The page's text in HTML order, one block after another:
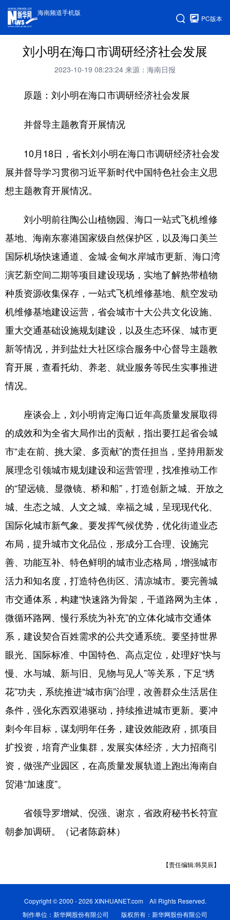
海南频道手机版
PC版本
刘小明在海口市调研经济社会发展
2023-10-19 08:23:24 来源：海南日报
原题：刘小明在海口市调研经济社会发展
并督导主题教育开展情况
10月18日，省长刘小明在海口市调研经济社会发
展并督导学习贯彻习近平新时代中国特色社会主义思
想主题教育开展情况。
刘小明前往陶公山植物园、海口一站式飞机维修
基地、海南东寨港国家级自然保护区，以及海口美兰
国际机场快速通道、金城·金甸水岸城市更新、海口湾
演艺新空间二期等项目建设现场，实地了解热带植物
种质资源收集保存，一站式飞机维修基地、航空发动
机维修基地建设运营，省会城市十大公共文化设施、
重大交通基础设施规划建设，以及生态环保、城市更
新等情况，并到盐灶大社区综合服务中心督导主题教
育开展，查看托幼、养老、就业服务等民生实事推进
情况。
座谈会上，刘小明肯定海口近年高质量发展取得
的成效和为全省大局作出的贡献，指出要扛起省会城
市“走在前、挑大梁、多贡献”的责任担当，坚持用新发
展理念引领城市规划建设和运营管理，找准推动工作
的“望远镜、显微镜、桥和船”，打造创新之城、开放之
城、生态之城、人文之城、幸福之城，呈现现代化、
国际化城市新气象。要发挥气候优势，优化街道业态
布局，提升城市文化品位，形成分工合理、设施完
善、功能互补、特色鲜明的城市业态格局，增强城市
活力和知名度，打造特色街区、清凉城市。要完善城
市交通体系，构建“快速路为骨架，干道路网为主体，
微循环路网、慢行系统为补充”的立体化城市交通体
系，建设契合百姓需求的公共交通系统。要坚持世界
眼光、国际标准、中国特色、高点定位，处理好“快与
慢、水与城、新与旧、见物与见人”等关系，下足“绣
花”功夫，系统推进“城市病”治理，改善群众生活居住
条件，强化东西双港驱动，持续推进城市更新。要冲
刺今年目标，谋划明年任务，建设效能政府，抓项目
扩投资，培育产业集群，发展实体经济，大力招商引
资，做强产业园区，在高质量发展轨道上跑出海南自
贸港“加速度”。
省领导罗增斌、倪强、谢京，省政府秘书长符宣
朝参加调研。（记者陈蔚林）
【责任编辑:韩昊辰】
Copyright © 2000 - 2026 XINHUANET.com All Rights Reserved.
制作单位：新华网股份有限公司 版权所有：新华网股份有限公司